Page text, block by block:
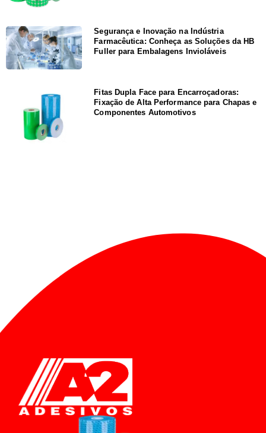
Segurança e Inovação na Indústria
Farmacêutica: Conheça as Soluções da HB
Fuller para Embalagens Invioláveis
Fitas Dupla Face para Encarroçadoras:
Fixação de Alta Performance para Chapas e
Componentes Automotivos